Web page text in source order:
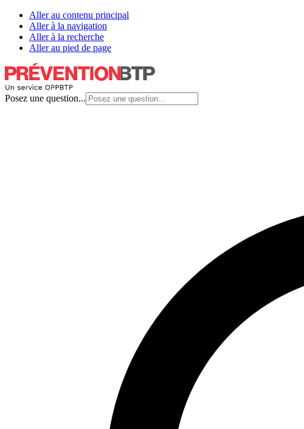
Aller au contenu principal
Aller à la navigation
Aller à la recherche
Aller au pied de page
Posez une question...